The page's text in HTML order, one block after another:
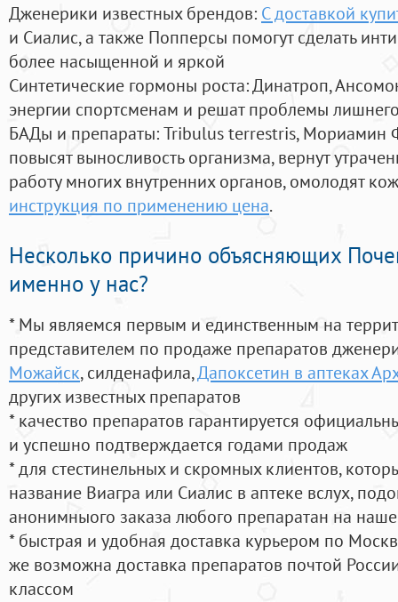
Дженерики известных брендов: С доставкой
и Сиалис, а также Попперсы помогут сделать
более насыщенной и яркой
Синтетические гормоны роста: Динатроп,
энергии спортсменам и решат проблемы
БАДы и препараты:Tribulus terrestris, Мориамин
повысят выносливость организма, вернут
работу многих внутренних органов, омолодят
инструкция по применению цена.
Несколько причино объясняющих
именно у нас?
* Мы являемся первым и единственным на
представителем по продаже препаратов
Можайск, силденафила,Дапоксетин в аптеках
других известных препаратов
* качество препаратов гарантируется
и успешно подтверждается годами продаж
* для стестинельных и скромных клиентов,
название Виагра или Сиалис в аптеке вслух,
анонимныого заказа любого препаратан на
* быстрая и удобная доставка курьером по
же возможна доставка препаратов почтой
классом